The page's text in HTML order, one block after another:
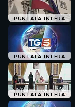
PUNTATA INTERA
PUNTATA INTERA
PUNTATA INTERA